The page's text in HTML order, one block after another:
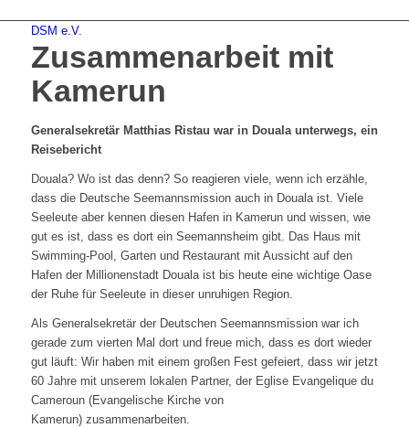
DSM e.V.
Zusammenarbeit mit
Kamerun
Generalsekretär Matthias Ristau war in Douala unterwegs, ein
Reisebericht
Douala? Wo ist das denn? So reagieren viele, wenn ich erzähle,
dass die Deutsche Seemannsmission auch in Douala ist. Viele
Seeleute aber kennen diesen Hafen in Kamerun und wissen, wie
gut es ist, dass es dort ein Seemannsheim gibt. Das Haus mit
Swimming-Pool, Garten und Restaurant mit Aussicht auf den
Hafen der Millionenstadt Douala ist bis heute eine wichtige Oase
der Ruhe für Seeleute in dieser unruhigen Region.
Als Generalsekretär der Deutschen Seemannsmission war ich
gerade zum vierten Mal dort und freue mich, dass es dort wieder
gut läuft: Wir haben mit einem großen Fest gefeiert, dass wir jetzt
60 Jahre mit unserem lokalen Partner, der Eglise Evangelique du
Cameroun (Evangelische Kirche von
Kamerun) zusammenarbeiten.